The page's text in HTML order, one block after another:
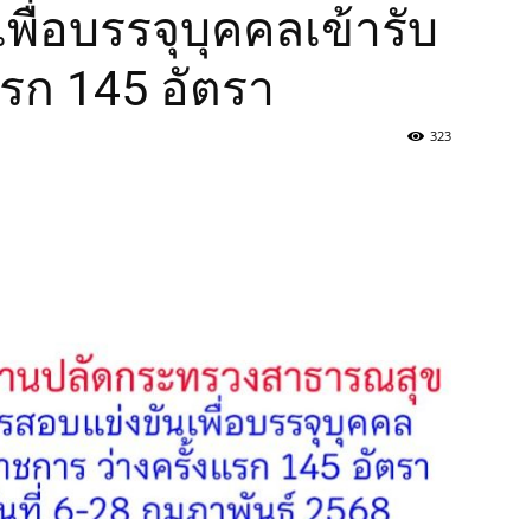
อบรรจุบุคคลเข้ารับ
ก 145 อัตรา
323